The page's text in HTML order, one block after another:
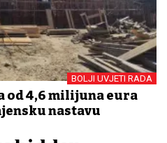
BOLJI UVJETI RADA
od 4,6 milijuna eura
nastavu